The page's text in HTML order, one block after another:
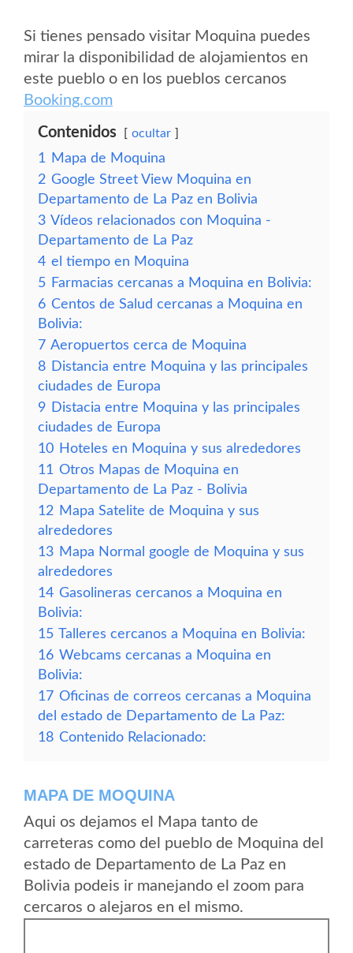
Si tienes pensado visitar Moquina puedes
mirar la disponibilidad de alojamientos en
este pueblo o en los pueblos cercanos
Booking.com
Contenidos ocultar
1
Mapa de Moquina
2 Google Street View Moquina en
Departamento de La Paz en Bolivia
3 Vídeos relacionados con Moquina -
Departamento de La Paz
4 el tiempo en Moquina
5 Farmacias cercanas a Moquina en Bolivia:
6 Centos de Salud cercanas a Moquina en
Bolivia:
7 Aeropuertos cerca de Moquina
8 Distancia entre Moquina y las principales
ciudades de Europa
9 Distacia entre Moquina y las principales
ciudades de Europa
10 Hoteles en Moquina y sus alrededores
11 Otros Mapas de Moquina en
Departamento de La Paz - Bolivia
12 Mapa Satelite de Moquina y sus
alrededores
13 Mapa Normal google de Moquina y sus
alrededores
14 Gasolineras cercanos a Moquina en
Bolivia:
15 Talleres cercanos a Moquina en Bolivia:
16 Webcams cercanas a Moquina en
Bolivia:
17 Oficinas de correos cercanas a Moquina
del estado de Departamento de La Paz:
18 Contenido Relacionado:
MAPA DE MOQUINA
Aqui os dejamos el Mapa tanto de
carreteras como del pueblo de Moquina del
estado de Departamento de La Paz en
Bolivia podeis ir manejando el zoom para
cercaros o alejaros en el mismo.